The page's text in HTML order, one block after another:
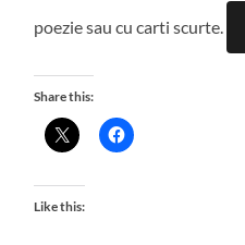
poezie sau cu carti scurte.
Share this:
Like this: